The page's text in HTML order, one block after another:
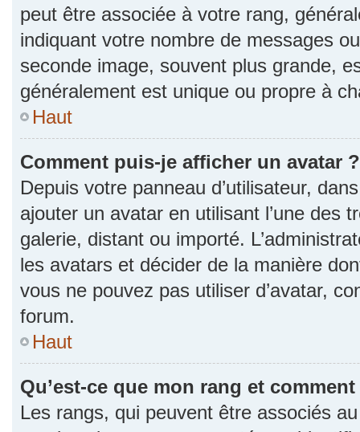
peut être associée à votre rang,
indiquant votre nombre de messages
seconde image, souvent plus grande,
généralement est unique ou propre à
Haut
Comment puis-je afficher un avatar ?
Depuis votre panneau d’utilisateur,
ajouter un avatar en utilisant l’une des
galerie, distant ou importé.
les avatars et décider de la manière
vous ne pouvez pas utiliser d’avatar,
forum.
Haut
Qu’est-ce que mon rang et
Les rangs, qui peuvent être associés